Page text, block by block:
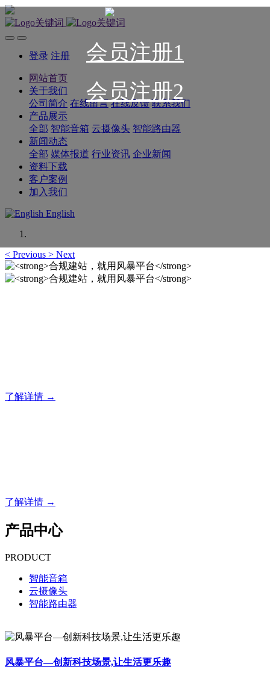
会员注册1
会员注册2
登录 注册
网站首页
关于我们
公司简介 在线留言 在线反馈 联系我们
产品展示
全部 智能音箱 云摄像头 智能路由器
新闻动态
全部 媒体报道 行业资讯 企业新闻
资料下载
客户案例
加入我们
English
< Previous > Next
了解详情 →
了解详情 →
产品中心
PRODUCT
智能音箱
云摄像头
智能路由器
风暴平台—创新科技场景,让生活更乐趣